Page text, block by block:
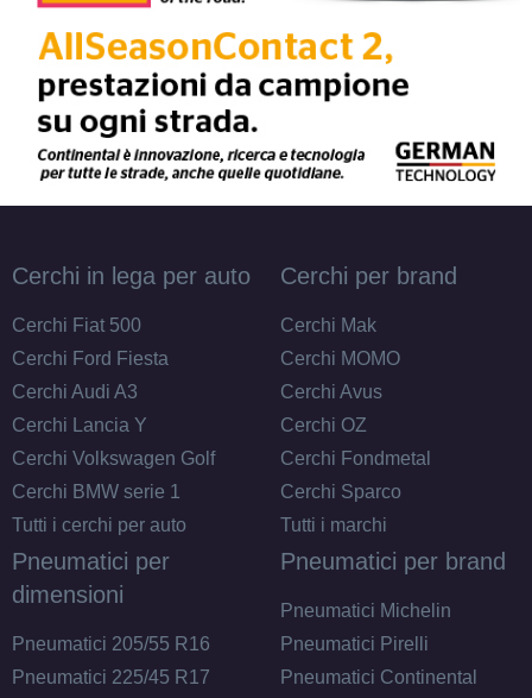
Cerchi in lega per auto
Cerchi Fiat 500
Cerchi Ford Fiesta
Cerchi Audi A3
Cerchi Lancia Y
Cerchi Volkswagen Golf
Cerchi BMW serie 1
Tutti i cerchi per auto
Cerchi per brand
Cerchi Mak
Cerchi MOMO
Cerchi Avus
Cerchi OZ
Cerchi Fondmetal
Cerchi Sparco
Tutti i marchi
Pneumatici per
dimensioni
Pneumatici 205/55 R16
Pneumatici 225/45 R17
Pneumatici per brand
Pneumatici Michelin
Pneumatici Pirelli
Pneumatici Continental